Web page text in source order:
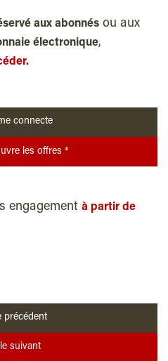
aux abonnés ou aux
électronique,
connecte
Je découvre les offres *
engagement à partir de
précédent
suivant